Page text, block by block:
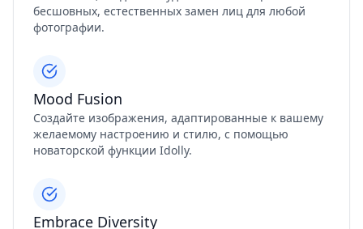
бесшовных, естественных замен лиц для любой
фотографии.
Mood Fusion
Создайте изображения, адаптированные к вашему
желаемому настроению и стилю, с помощью
новаторской функции Idolly.
Embrace Diversity